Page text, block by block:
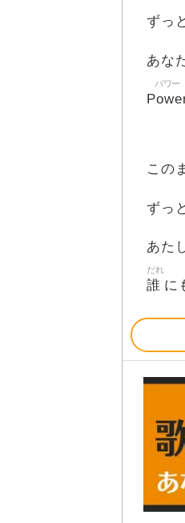
ずっ
あな
パワー
この
ずっ
あた
誰
だれ
に